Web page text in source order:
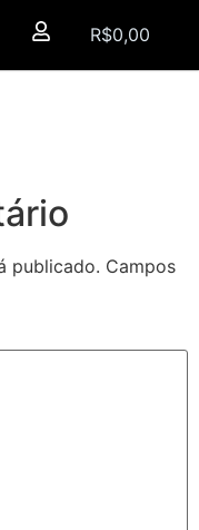
R$0,00
publicado. Campos